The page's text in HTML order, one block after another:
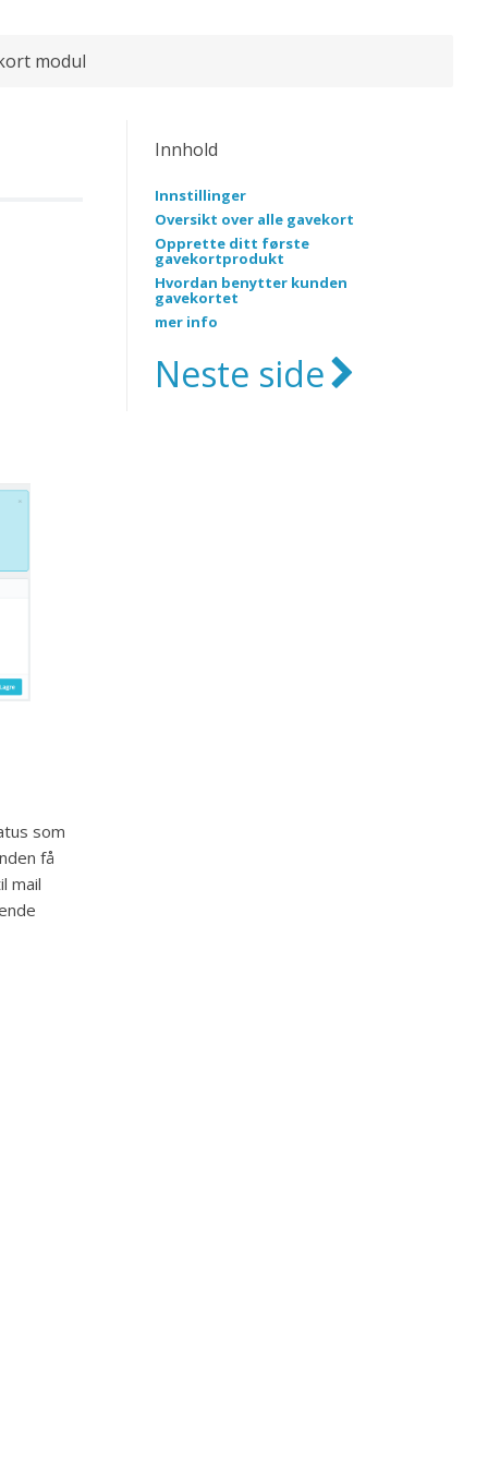
modul
Innhold
Innstillinger
Oversikt over alle gavekort
Opprette ditt første
gavekortprodukt
Hvordan benytter kunden
gavekortet
mer info
Neste side
som
få
mail